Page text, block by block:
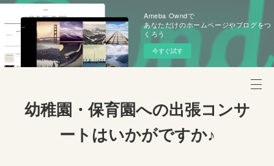
Ameba Owndで
あなただけのホームページやブログをつ
くろう
今すぐ試す
幼稚園・保育園への出張コンサ
ートはいかがですか♪